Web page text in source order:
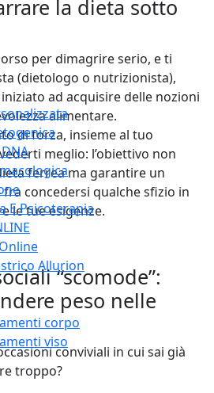
E Psicoterapia
Allurion
corpo
viso
la dieta sotto
per dimagrire serio, e ti
(dietologo o nutrizionista),
ad acquisire delle nozioni
alimentare.
di forza, insieme al tuo
meglio: l’obiettivo non
ferrea ma garantire un
concedersi qualche sfizio in
le tue esigenze.
“scomode”:
peso nelle
conviviali in cui sai già
troppo?